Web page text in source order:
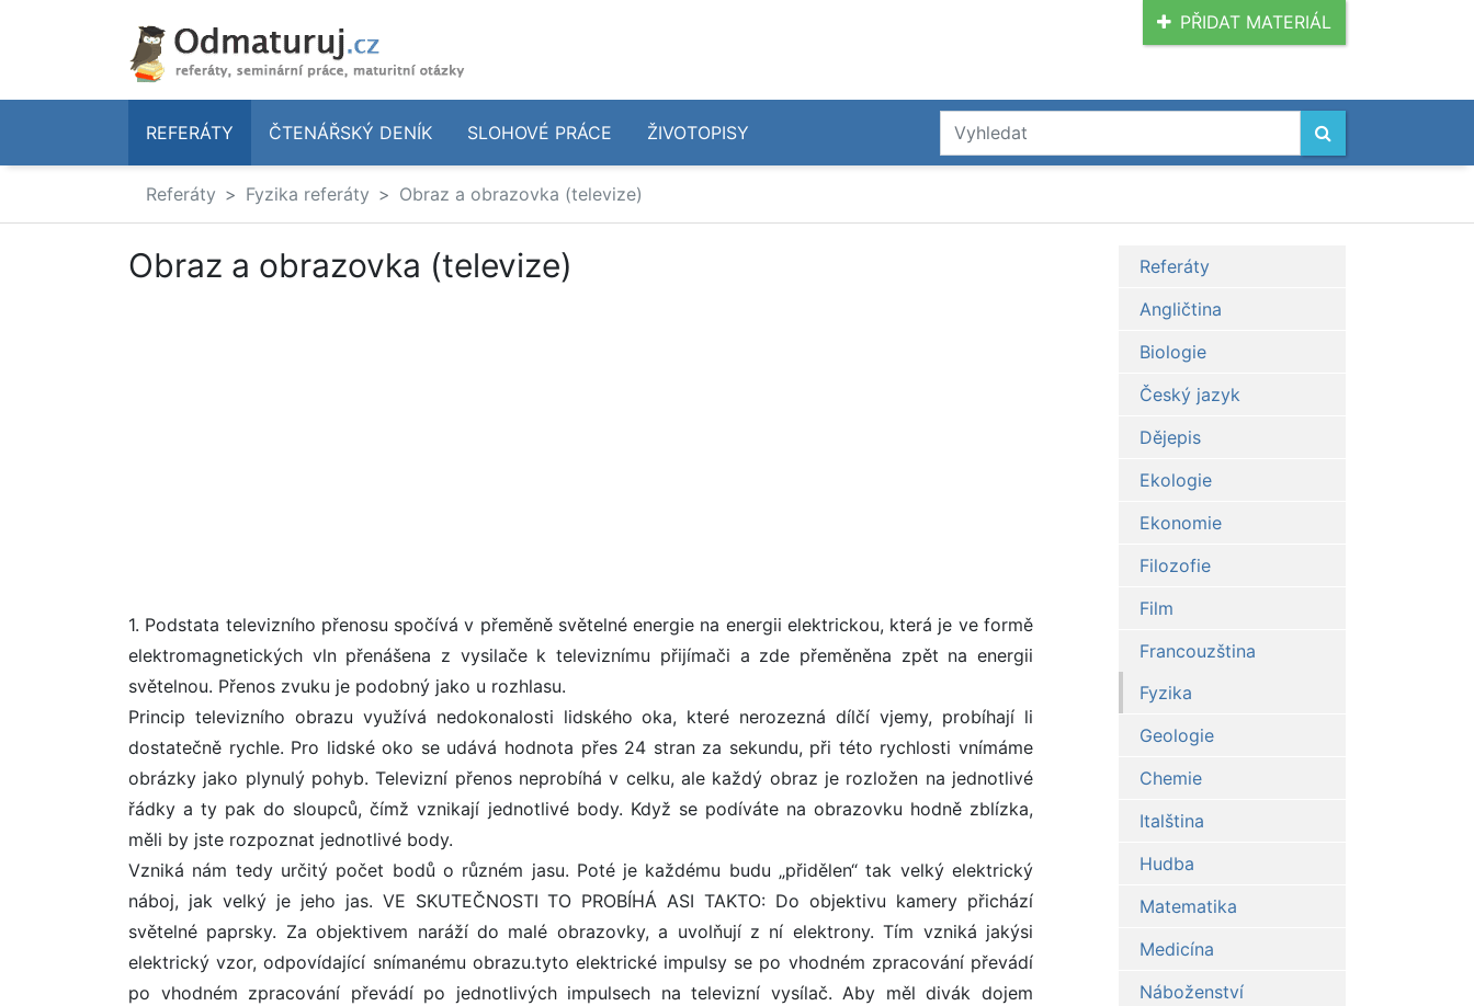
PŘIDAT MATERIÁL
REFERÁTY ČTENÁŘSKÝ DENÍK SLOHOVÉ PRÁCE ŽIVOTOPISY
Referáty Fyzika referáty Obraz a obrazovka (televize)
Obraz a obrazovka (televize)
1. Podstata televizního přenosu spočívá v přeměně světelné energie na energii elektrickou, která je ve formě
elektromagnetických vln přenášena z vysilače k televiznímu přijímači a zde přeměněna zpět na energii
světelnou. Přenos zvuku je podobný jako u rozhlasu.
Princip televizního obrazu využívá nedokonalosti lidského oka, které nerozezná dílčí vjemy, probíhají li
dostatečně rychle. Pro lidské oko se udává hodnota přes 24 stran za sekundu, při této rychlosti vnímáme
obrázky jako plynulý pohyb. Televizní přenos neprobíhá v celku, ale každý obraz je rozložen na jednotlivé
řádky a ty pak do sloupců, čímž vznikají jednotlivé body. Když se podíváte na obrazovku hodně zblízka,
měli by jste rozpoznat jednotlivé body.
Vzniká nám tedy určitý počet bodů o různém jasu. Poté je každému budu „přidělen“ tak velký elektrický
náboj, jak velký je jeho jas. VE SKUTEČNOSTI TO PROBÍHÁ ASI TAKTO: Do objektivu kamery přichází
světelné paprsky. Za objektivem naráží do malé obrazovky, a uvolňují z ní elektrony. Tím vzniká jakýsi
elektrický vzor, odpovídající snímanému obrazu.tyto elektrické impulsy se po vhodném zpracování převádí
po vhodném zpracování převádí po jednotlivých impulsech na televizní vysílač. Aby měl divák dojem
Referáty
Angličtina
Biologie
Český jazyk
Dějepis
Ekologie
Ekonomie
Filozofie
Film
Francouzština
Fyzika
Geologie
Chemie
Italština
Hudba
Matematika
Medicína
Náboženství